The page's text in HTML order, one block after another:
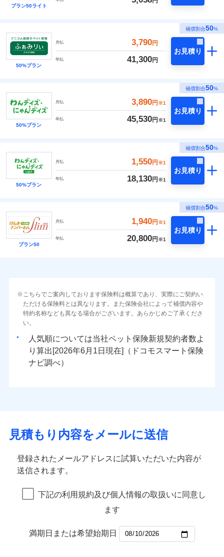
プラン50ライト
補償割合50%
50%プラン
月払 3,790円
年払 41,300円
お見積り
補償割合50%
50%プラン
月払 3,890円 ※1
年払 45,530円 ※1
お見積り
補償割合50%
50%プラン
月払 1,550円 ※1
年払 18,130円 ※1
お見積り
補償割合50%
プラン50
月払 1,940円 ※1
年払 20,800円 ※1
お見積り
こちらでご案内しております保険料は概算であり、実際にご契約い
ただける保険料とは異なります。また保険会社によって補償内容や
特約名称なども異なる場合がございます。あらかじめご了承くださ
い。
人気順については当社
新規契約者数よ
り算出[
年 月
日現在]（ドコモスマート保険
ナビ調べ）
見積もり内容をメールに送信
登録されたメールアドレスに試算いただいた内容が
送信されます。
下記の利用規約及び個人情報の取扱いに同意し
ます
満期日または希望始期日